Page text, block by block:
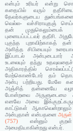
என்பும் உரியர் என்று
கதையில் வரும்
தேவர்களுடைய
வெல்ல- வச்சிராயுதஞ்
தன் முதுகெலும்பைக்
புனையப்பட்டவர் ததீசி.
புகுந்த புறாவிற்காகத்
அளித்த சிபியையும்
இப்பாடல் அன்புடையார்
உடலையும் தந்து
அதிகாரத்தில்
மேற்கொண்டோர் தம்
அன்பு பற்றியது. மேலே
அஞ்சித் தன்னையே
போன்றவை அருளுடைமை
எனவே அவை
காட்டுகள்
அன்புதான் என்பதனைஅருள்‌
(757) என்னும்‌ குறள்‌
அமைதியாகின்றது என்பர்.